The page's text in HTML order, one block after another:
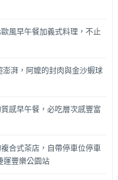
風早午餐加義式料理，不止
湃，阿嬤的封肉與金沙蝦球
感早午餐，必吃層次感豐富
合式茶店，自帶停車位停車
運豐樂公園站